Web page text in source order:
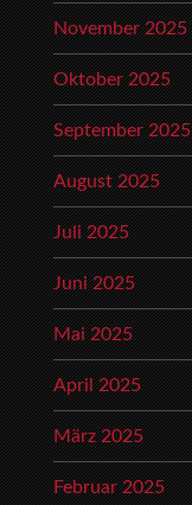
November 2025
Oktober 2025
September 2025
August 2025
Juli 2025
Juni 2025
Mai 2025
April 2025
März 2025
Februar 2025